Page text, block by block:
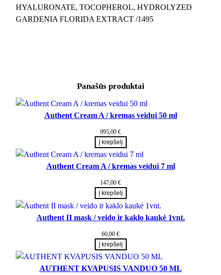
i
8
HYALURONATE, TOCOPHEROL, HYDROLYZED
GARDENIA FLORIDA EXTRACT /1495
Panašūs produktai
Authent Cream A / kremas veidui 50 ml
995,00 €
Į krepšelį
Authent Cream A / kremas veidui 7 ml
147,00 €
Į krepšelį
Authent II mask / veido ir kaklo kaukė 1vnt.
60,00 €
Į krepšelį
AUTHENT KVAPUSIS VANDUO 50 ML